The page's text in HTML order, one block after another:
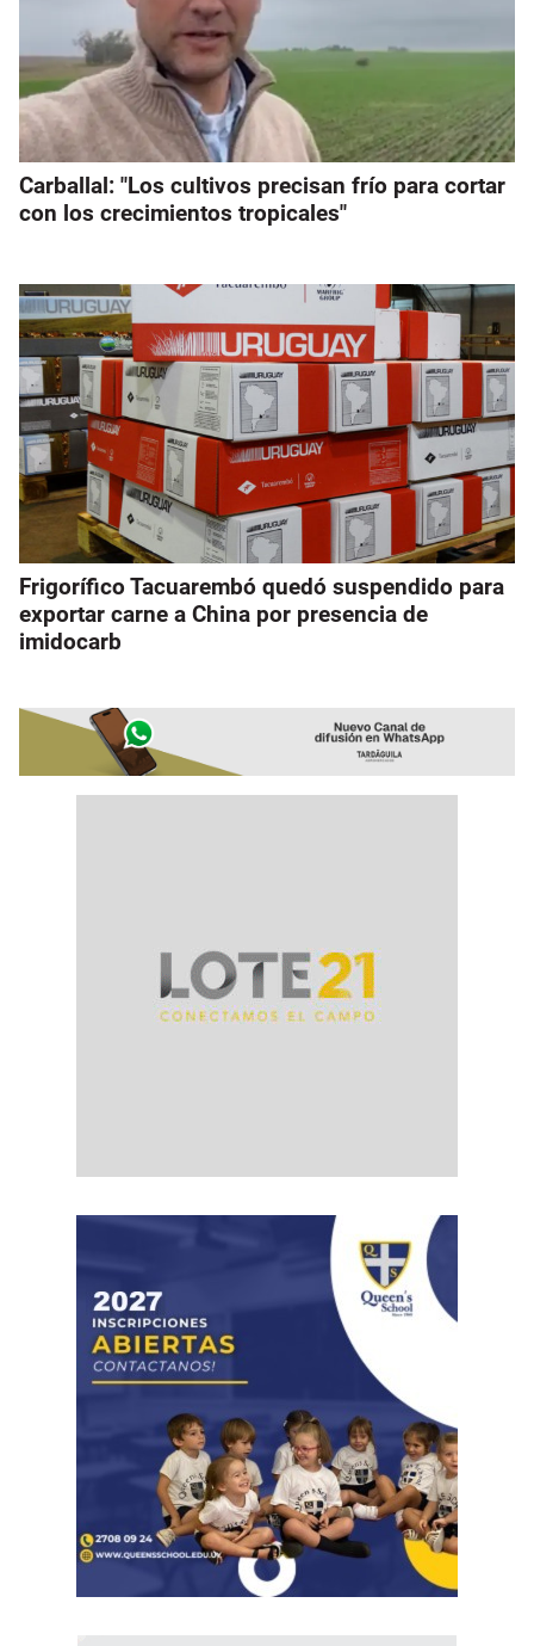
Carballal: "Los cultivos precisan frío para cortar
con los crecimientos tropicales"
Frigorífico Tacuarembó quedó suspendido para
exportar carne a China por presencia de
imidocarb